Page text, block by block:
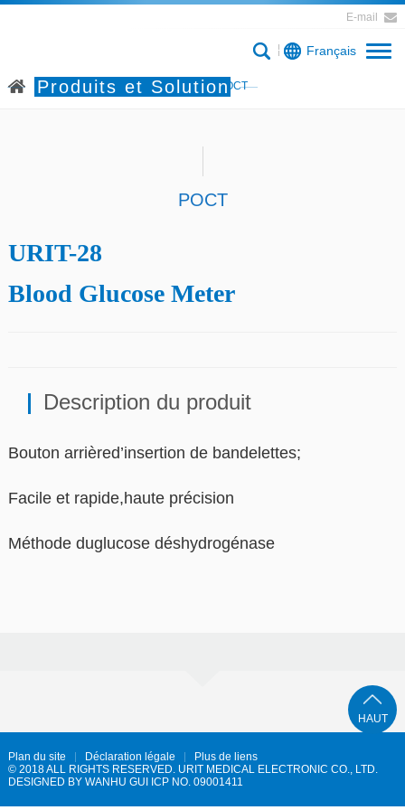
E-mail
Français
Produits et Solution
Accueil Produits et Solution POCT
POCT
URIT-28
Blood Glucose Meter
Description du produit
Bouton arrièred’insertion de bandelettes;
Facile et rapide,haute précision
Méthode duglucose déshydrogénase
HAUT
Plan du site Déclaration légale
Plus de liens
© 2018 ALL RIGHTS RESERVED. URIT MEDICAL ELECTRONIC CO., LTD.
DESIGNED BY WANHU GUI ICP NO. 09001411